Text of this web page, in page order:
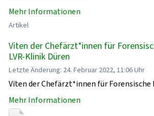
Mehr Informationen
Artikel
Viten der Chefärzt*innen für
LVR-Klinik Düren
Letzte Änderung: 24. Februar 2022, 11:06 Uhr
Viten der Chefärzt*innen für Forensische
Mehr Informationen